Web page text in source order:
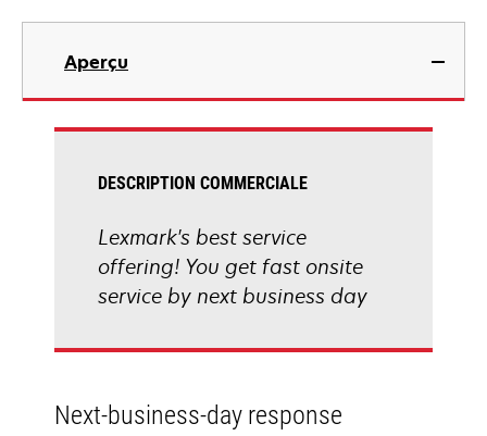
Aperçu
DESCRIPTION COMMERCIALE
Lexmark's best service
offering! You get fast onsite
service by next business day
Next-business-day response